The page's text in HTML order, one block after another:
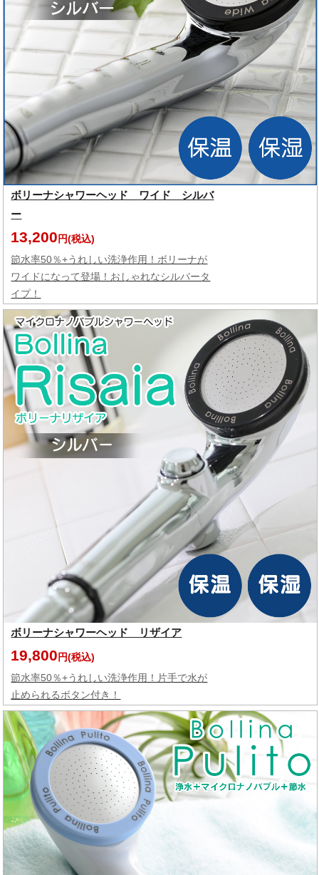
ボリーナシャワーヘッド ワイド シルバ
ー
13,200 円(税込)
節水率50％+うれしい洗浄作用！ボリーナが
ワイドになって登場！おしゃれなシルバータ
イプ！
ボリーナシャワーヘッド リザイア
19,800 円(税込)
節水率50％+うれしい洗浄作用！片手で水が
止められるボタン付き！